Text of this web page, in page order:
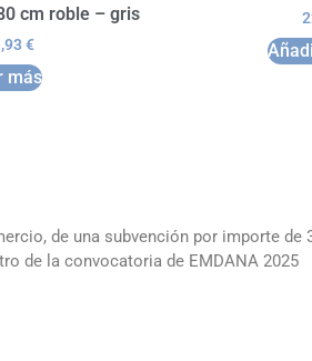
cm roble – gris
€
más
de una subvención por importe de
de la convocatoria de EMDANA 2025